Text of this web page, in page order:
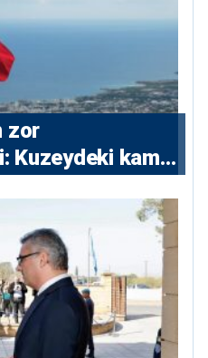
zor
Kuzeydeki kamu